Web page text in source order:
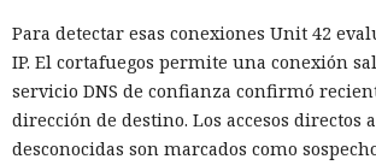
Para detectar esas conexiones Unit 42
IP. El cortafuegos permite una conexión
servicio DNS de confianza confirmó
dirección de destino. Los accesos directos
desconocidas son marcados como